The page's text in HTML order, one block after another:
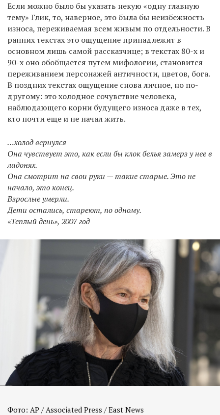
Если можно было бы указать некую «одну главную
тему» Глик, то, наверное, это была бы неизбежность
износа, переживаемая всем живым по отдельности. В
ранних текстах это ощущение принадлежит в
основном лишь самой рассказчице; в текстах 80-х и
90-х оно обобщается путем мифологии, становится
переживанием персонажей античности, цветов, бога.
В поздних текстах ощущение снова личное, но по-
другому: это холодное сочувствие человека,
наблюдающего корни будущего износа даже в тех,
кто почти еще и не начал жить.
…холод вернулся —
Она чувствует это, как если бы клок белья замерз у нее в
ладонях.
Она смотрит на свои руки — такие старые. Это не
начало, это конец.
Взрослые умерли.
Дети остались, стареют, по одному.
«Теплый день», 2007 год
Фото: AP / Associated Press / East News